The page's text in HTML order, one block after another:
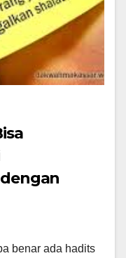
benar ada hadits